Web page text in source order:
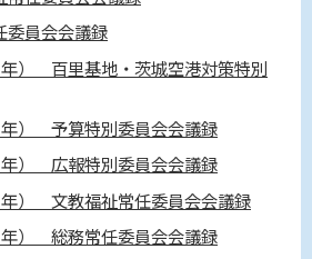
員会会議録
） 百里基地・茨城空港対策特別
） 予算特別委員会会議録
） 広報特別委員会会議録
） 文教福祉常任委員会会議録
） 総務常任委員会会議録